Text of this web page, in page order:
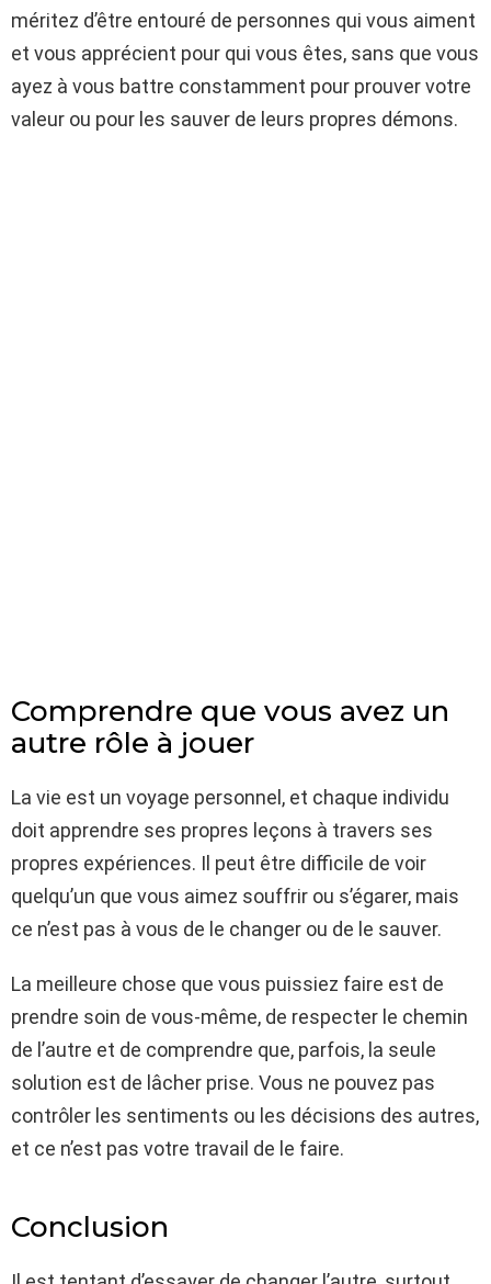
méritez d’être entouré de personnes qui vous aiment
et vous apprécient pour qui vous êtes, sans que vous
ayez à vous battre constamment pour prouver votre
valeur ou pour les sauver de leurs propres démons.
Comprendre que vous avez un
autre rôle à jouer
La vie est un voyage personnel, et chaque individu
doit apprendre ses propres leçons à travers ses
propres expériences. Il peut être difficile de voir
quelqu’un que vous aimez souffrir ou s’égarer, mais
ce n’est pas à vous de le changer ou de le sauver.
La meilleure chose que vous puissiez faire est de
prendre soin de vous-même, de respecter le chemin
de l’autre et de comprendre que, parfois, la seule
solution est de lâcher prise. Vous ne pouvez pas
contrôler les sentiments ou les décisions des autres,
et ce n’est pas votre travail de le faire.
Conclusion